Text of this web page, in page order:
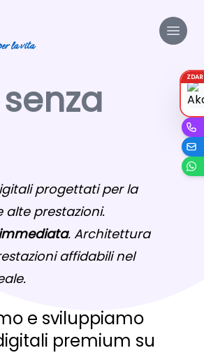
la vita
progettati per la
alte prestazioni.
. Architettura
affidabili nel
e sviluppiamo
premium su